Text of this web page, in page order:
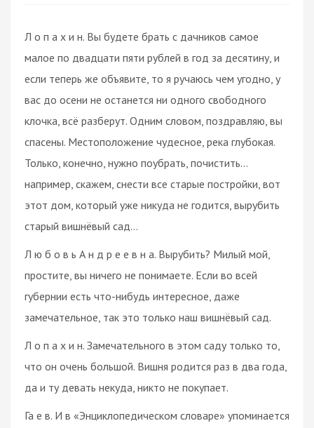
Л о п а х и н. Вы будете брать с дачников самое
малое по двадцати пяти рублей в год за десятину, и
если теперь же объявите, то я ручаюсь чем угодно, у
вас до осени не останется ни одного свободного
клочка, всё разберут. Одним словом, поздравляю, вы
спасены. Местоположение чудесное, река глубокая.
Только, конечно, нужно поубрать, почистить…
например, скажем, снести все старые постройки, вот
этот дом, который уже никуда не годится, вырубить
старый вишнёвый сад…
Л ю б о в ь А н д р е е в н а. Вырубить? Милый мой,
простите, вы ничего не понимаете. Если во всей
губернии есть что-нибудь интересное, даже
замечательное, так это только наш вишнёвый сад.
Л о п а х и н. Замечательного в этом саду только то,
что он очень большой. Вишня родится раз в два года,
да и ту девать некуда, никто не покупает.
Га е в. И в «Энциклопедическом словаре» упоминается